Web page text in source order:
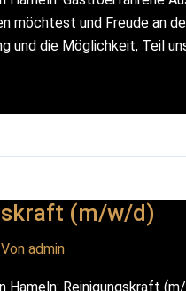
möchtest und Freude an
und die Möglichkeit, Teil
(m/w/d)
admin
Hameln: Reinigungskraft